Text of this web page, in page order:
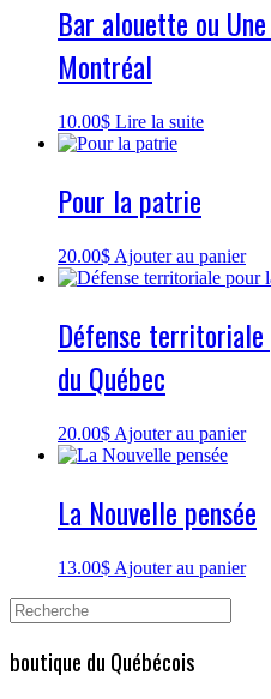
Bar alouette ou
Montréal
10.00$ Lire la suite
Pour la patrie
20.00$ Ajouter au panier
Défense
du Québec
20.00$ Ajouter au panier
La Nouvelle pensée
13.00$ Ajouter au panier
Search
for:
boutique du Québécois